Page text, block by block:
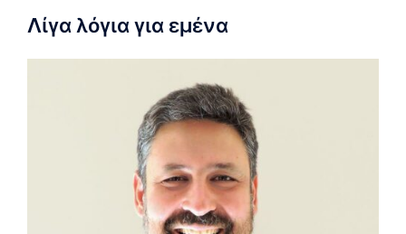
Λίγα λόγια για εμένα